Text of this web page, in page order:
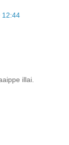
12:44
illai.